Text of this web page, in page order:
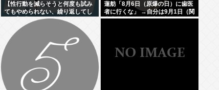
【性行動を減らそうと何度も試み
てもやめられない、繰り返してし
まう】「セクロス依存症」
蓮舫「8月6日（原爆の日）に歯医
者に行くな」 →自分は9月1日（関
東大震災の日）に歯医者に行って